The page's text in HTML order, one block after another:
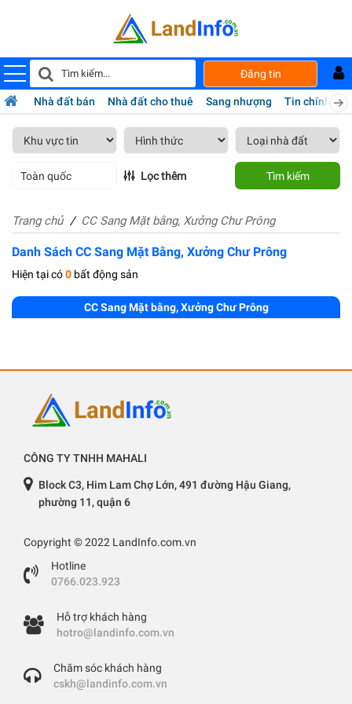
Đăng tin
Nhà đất bán Nhà đất cho thuê Sang nhượng Tin chính chủ
Toàn quốc Lọc thêm Tìm kiếm
Trang chủ CC Sang Mặt bằng, Xưởng Chư Prông
Danh Sách CC Sang Mặt Bằng, Xưởng Chư Prông
Hiện tại có0 bất động sản
CC Sang Mặt bằng, Xưởng Chư Prông
CÔNG TY TNHH MAHALI
Block C3, Him Lam Chợ Lớn, 491 đường Hậu Giang,
phường 11, quận 6
Copyright © 2022 LandInfo.com.vn
Hotline
0766.023.923
Hỗ trợ khách hàng
hotro@landinfo.com.vn
Chăm sóc khách hàng
cskh@landinfo.com.vn